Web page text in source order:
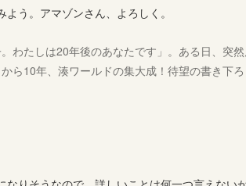
う。アマゾンさん、よろしく。
。わたしは20年後のあなたです」。ある日、突
ら10年、湊ワールドの集大成！待望の書き下